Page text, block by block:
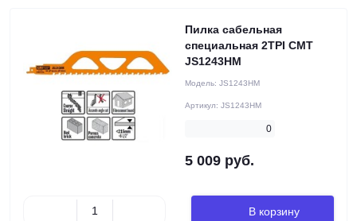
Пилка сабельная
специальная 2TPI CMT
JS1243HM
Модель: JS1243HM
Артикул: JS1243HM
0
5 009 руб.
В корзину